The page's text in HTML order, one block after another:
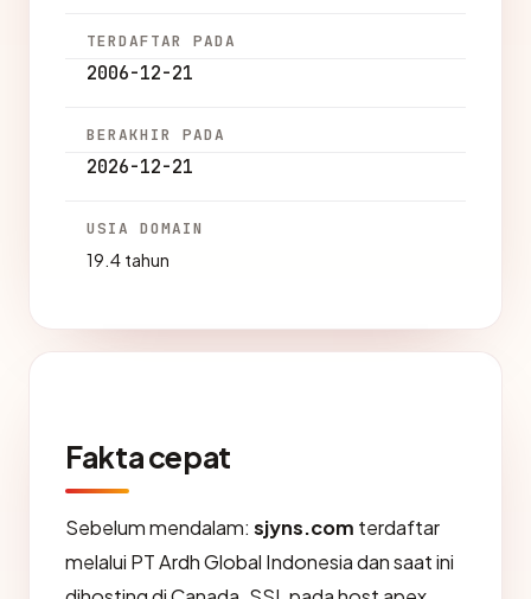
TERDAFTAR PADA
2006-12-21
BERAKHIR PADA
2026-12-21
USIA DOMAIN
19.4 tahun
Fakta cepat
Sebelum mendalam: sjyns.com terdaftar
melalui PT Ardh Global Indonesia dan saat ini